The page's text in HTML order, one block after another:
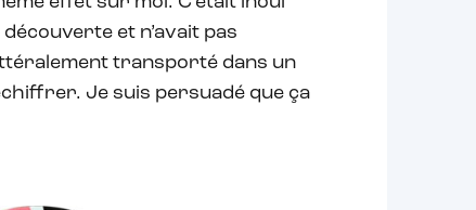
et n’avait pas
transporté dans un
Je suis persuadé que ça